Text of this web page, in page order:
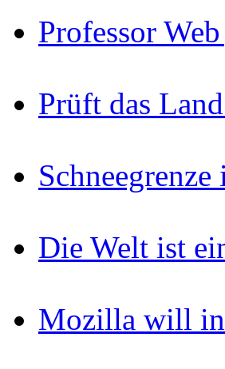
Professor
Prüft das
Die Welt ist
Mozilla will